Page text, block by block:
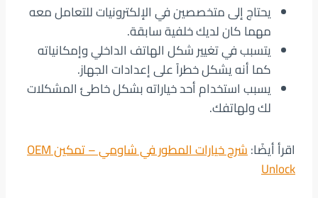
يحتاج إلى متخصصين في الإلكترونيات للتعامل معه
مهما كان لديك خلفية سابقة.
يتسبب في تغيير شكل الهاتف الداخلي وإمكانياته
كما أنه يشكل خطراً على إعدادات الجهاز.
يسبب استخدام أحد خياراته بشكل خاطئ المشكلات
لك ولهاتفك.
اقرأ أيضًا:
شرح خيارات المطور في شاومي – تمكين OEM
Unlock